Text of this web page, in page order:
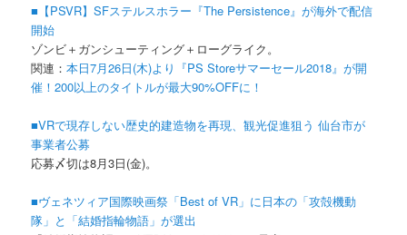
■【PSVR】SFステルスホラー『The Persistence』が海外で配信
開始
ゾンビ＋ガンシューティング＋ローグライク。
関連：本日7月26日(木)より『PS Storeサマーセール2018』が開
催！200以上のタイトルが最大90%OFFに！
■VRで現存しない歴史的建造物を再現、観光促進狙う 仙台市が
事業者公募
応募〆切は8月3日(金)。
■ヴェネツィア国際映画祭「Best of VR」に日本の「攻殻機動
隊」と「結婚指輪物語」が選出